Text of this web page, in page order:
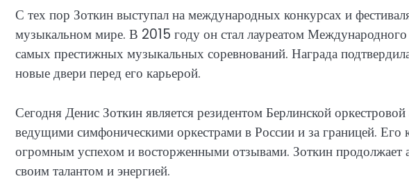
С тех пор Зоткин выступал на международных конкурсах и
музыкальном мире. В 2015 году он стал лауреатом
самых престижных музыкальных соревнований. Награда
новые двери перед его карьерой.
Сегодня Денис Зоткин является резидентом Берлинской
ведущими симфоническими оркестрами в России и за границей. Его
огромным успехом и восторженными отзывами. Зоткин продолжает
своим талантом и энергией.